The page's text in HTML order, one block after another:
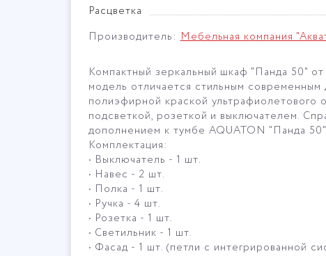
Расцветка
Производитель:Мебельная компания
Компактный зеркальный шкаф "Панда 50"
модель отличается стильным
полиэфирной краской
подсветкой, розеткой и выключателем.
дополнением к тумбе AQUATON "Панда
Комплектация:
• Выключатель - 1 шт.
• Навес - 2 шт.
• Полка - 1 шт.
• Ручка - 4 шт.
• Розетка - 1 шт.
• Светильник - 1 шт.
• Фасад - 1 шт. (петли с интегрированной